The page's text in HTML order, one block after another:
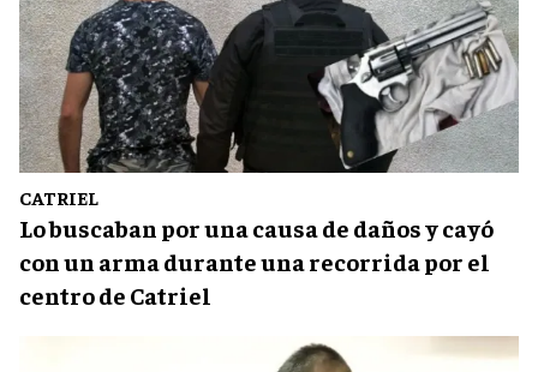
CATRIEL
Lo buscaban por una causa de daños y cayó
con un arma durante una recorrida por el
centro de Catriel